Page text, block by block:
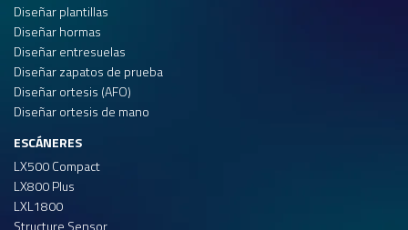
Diseñar plantillas
Diseñar hormas
Diseñar entresuelas
Diseñar zapatos de prueba
Diseñar ortesis (AFO)
Diseñar ortesis de mano
ESCÁNERES
LX500 Compact
LX800 Plus
LXL1800
Structure Sensor